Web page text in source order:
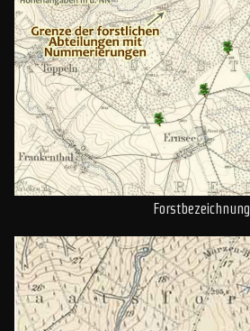
Forstbezeichnung